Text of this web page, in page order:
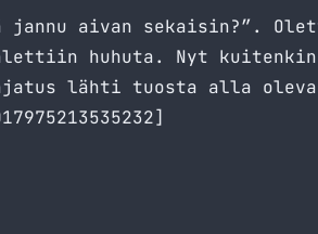
aivan sekaisin?”.
huhuta. Nyt
ajatus lähti tuosta alla